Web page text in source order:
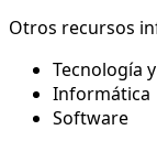
Otros recursos
Tecnología
Informática
Software